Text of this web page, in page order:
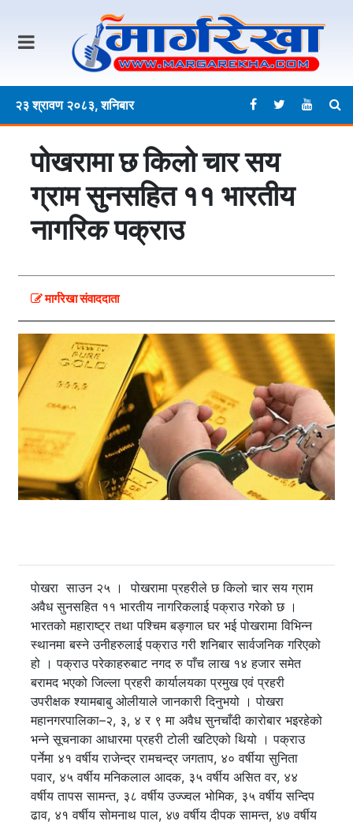
२३ श्रावण २०८३, शनिबार
पाेखरामा छ किलो चार सय
ग्राम सुनसहित ११ भारतीय
नागरिक पक्राउ
मार्गरेखा संवाददाता
पाेखरा साउन २५ । पोखरामा प्रहरीले छ किलो चार सय ग्राम
अवैध सुनसहित ११ भारतीय नागरिकलाई पक्राउ गरेको छ ।
भारतको महाराष्ट्र तथा पश्चिम बङ्गाल घर भई पोखरामा विभिन्न
स्थानमा बस्ने उनीहरुलाई पक्राउ गरी शनिबार सार्वजनिक गरिएको
हो । पक्राउ परेकाहरुबाट नगद रु पाँच लाख १४ हजार समेत
बरामद भएको जिल्ला प्रहरी कार्यालयका प्रमुख एवं प्रहरी
उपरीक्षक श्यामबाबु ओलीयाले जानकारी दिनुभयो । पोखरा
महानगरपालिका–२, ३, ४ र ९ मा अवैध सुनचाँदी कारोबार भइरहेको
भन्ने सूचनाका आधारमा प्रहरी टोली खटिएको थियो । पक्राउ
पर्नेमा ४१ वर्षीय राजेन्द्र रामचन्द्र जगताप, ४० वर्षीया सुनिता
पवार, ४५ वर्षीय मनिकलाल आदक, ३५ वर्षीय असित वर, ४४
वर्षीय तापस सामन्त, ३८ वर्षीय उज्ज्वल भोमिक, ३५ वर्षीय सन्दिप
ढाव, ४१ वर्षीय सोमनाथ पाल, ४७ वर्षीय दीपक सामन्त, ४७ वर्षीय